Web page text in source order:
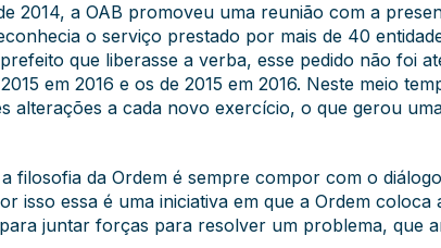
2014, a OAB promoveu uma reunião com a
o serviço prestado por mais de 40
que liberasse a verba, esse pedido não foi
em 2016 e os de 2015 em 2016. Neste meio
alterações a cada novo exercício, o que gerou
filosofia da Ordem é sempre compor com o
isso essa é uma iniciativa em que a Ordem coloca
juntar forças para resolver um problema, que